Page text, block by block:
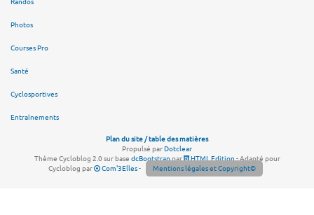
Randos
Photos
Courses Pro
Santé
Cyclosportives
Entraînements
Plan du site / table des matières
Propulsé parDotclear
Thème Cycloblog 2.0 sur base dcBootstrappar HTML Edition- Adapté pour
Cycloblog par
Com'3Elles- Mentions légales et Copyright©